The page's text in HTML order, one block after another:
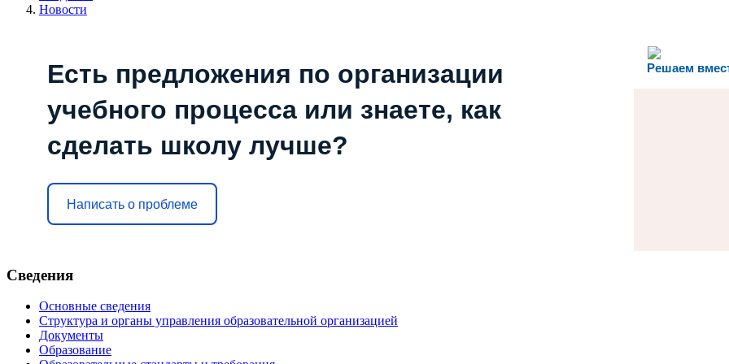
Новости
Решаем
Есть предложения по организации
учебного процесса или знаете, как
сделать школу лучше?
Написать о проблеме
Сведения
Основные сведения
Структура и органы управления образовательной организацией
Документы
Образование